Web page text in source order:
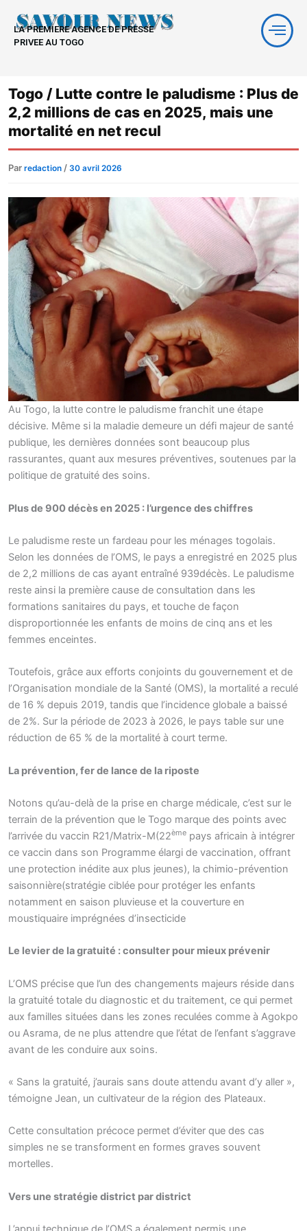
contenu
LA PREMIERE AGENCE DE PRESSE
PRIVEE AU TOGO
Togo / Lutte contre le paludisme : Plus de
2,2 millions de cas en 2025, mais une
mortalité en net recul
Par redaction / 30 avril 2026
Au Togo, la lutte contre le paludisme franchit une étape
décisive. Même si la maladie demeure un défi majeur de santé
publique, les dernières données sont beaucoup plus
rassurantes, quant aux mesures préventives, soutenues par la
politique de gratuité des soins.
Plus de 900 décès en 2025 : l’urgence des chiffres
Le paludisme reste un fardeau pour les ménages togolais.
Selon les données de l’OMS, le pays a enregistré en 2025 plus
de 2,2 millions de cas ayant entraîné 939décès. Le paludisme
reste ainsi la première cause de consultation dans les
formations sanitaires du pays, et touche de façon
disproportionnée les enfants de moins de cinq ans et les
femmes enceintes.
Toutefois, grâce aux efforts conjoints du gouvernement et de
l’Organisation mondiale de la Santé (OMS), la mortalité a reculé
de 16 % depuis 2019, tandis que l’incidence globale a baissé
de 2%. Sur la période de 2023 à 2026, le pays table sur une
réduction de 65 % de la mortalité à court terme.
La prévention, fer de lance de la riposte
Notons qu’au-delà de la prise en charge médicale, c’est sur le
terrain de la prévention que le Togo marque des points avec
l’arrivée du vaccin R21/Matrix-M(22ème pays africain à intégrer
ce vaccin dans son Programme élargi de vaccination, offrant
une protection inédite aux plus jeunes), la chimio-prévention
saisonnière(stratégie ciblée pour protéger les enfants
notamment en saison pluvieuse et la couverture en
moustiquaire imprégnées d’insecticide
Le levier de la gratuité : consulter pour mieux prévenir
L’OMS précise que l’un des changements majeurs réside dans
la gratuité totale du diagnostic et du traitement, ce qui permet
aux familles situées dans les zones reculées comme à Agokpo
ou Asrama, de ne plus attendre que l’état de l’enfant s’aggrave
avant de les conduire aux soins.
« Sans la gratuité, j’aurais sans doute attendu avant d’y aller »,
témoigne Jean, un cultivateur de la région des Plateaux.
Cette consultation précoce permet d’éviter que des cas
simples ne se transforment en formes graves souvent
mortelles.
Vers une stratégie district par district